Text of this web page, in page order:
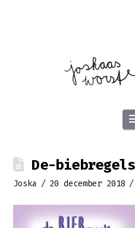
De-
Joska 20 december 2018